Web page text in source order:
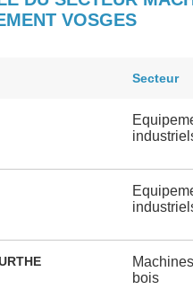
VOSGES
Secteur
bois